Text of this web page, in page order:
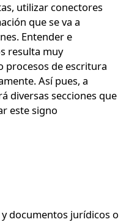
utilizar conectores
que se va a
Entender e
resulta muy
procesos de escritura
Así pues, a
diversas secciones que
este signo
documentos jurídicos o